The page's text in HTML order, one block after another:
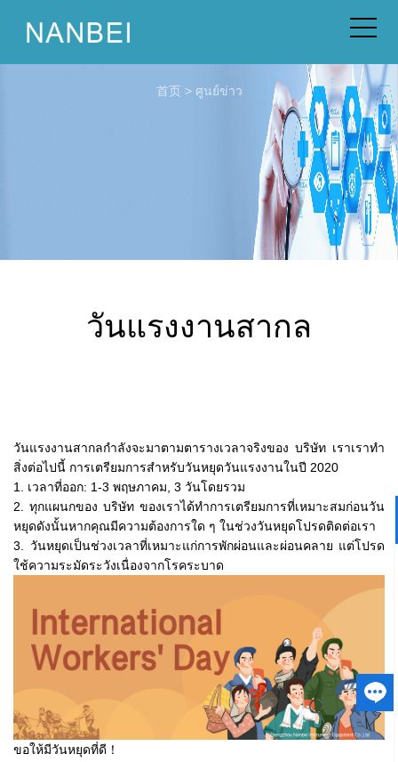
首页 > ศูนย์ข่าว
วันแรงงานสากล
วันแรงงานสากลกำลังจะมาตามตารางเวลาจริงของ บริษัท เราเราทำ
สิ่งต่อไปนี้ การเตรียมการสำหรับวันหยุดวันแรงงานในปี 2020
1. เวลาที่ออก: 1-3 พฤษภาคม, 3 วันโดยรวม
2. ทุกแผนกของ บริษัท ของเราได้ทำการเตรียมการที่เหมาะสมก่อนวัน
หยุดดังนั้นหากคุณมีความต้องการใด ๆ ในช่วงวันหยุดโปรดติดต่อเรา
3. วันหยุดเป็นช่วงเวลาที่เหมาะแก่การพักผ่อนและผ่อนคลาย แต่โปรด
ใช้ความระมัดระวังเนื่องจากโรคระบาด
ขอให้มีวันหยุดที่ดี！